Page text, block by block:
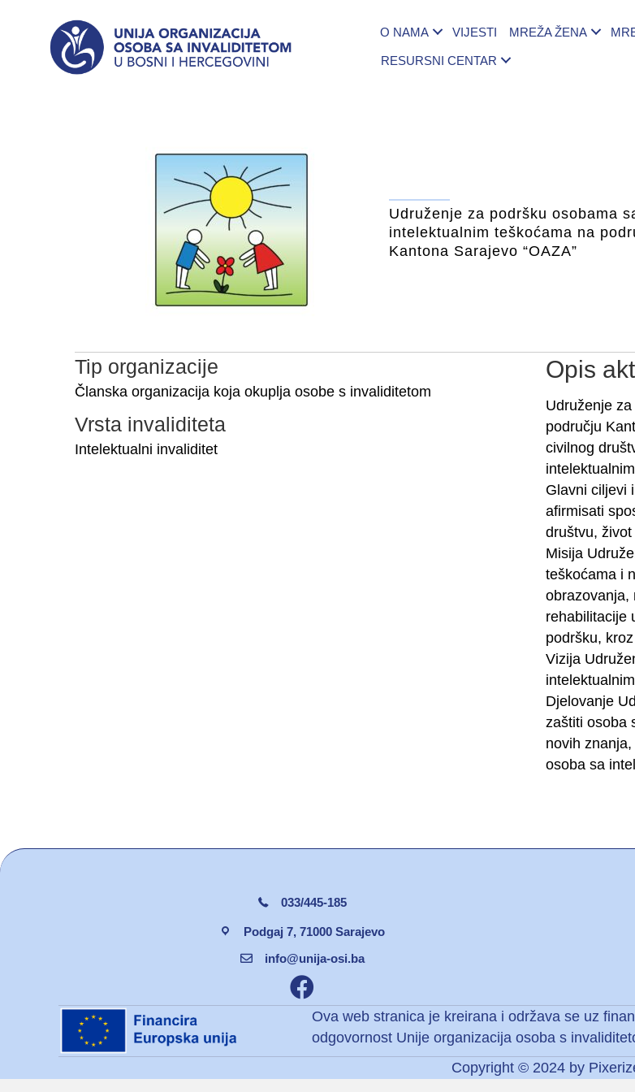
O NAMA VIJESTI MREŽA ŽENA
RESURSNI CENTAR
Udruženje za podršku osobama
intelektualnim teškoćama na
Kantona Sarajevo “OAZA”
Tip organizacije
Članska organizacija koja okuplja osobe s invaliditetom
Vrsta invaliditeta
Intelektualni invaliditet
Opis
Udruženje
području
civilnog
Glavni ciljevi
afirmisati
društvu,
Misija
teškoćama i
obrazovanja,
rehabilitacije
podršku,
Vizija
Djelovanje
zaštiti osoba
novih
osoba sa
033/445-185
Podgaj 7, 71000 Sarajevo
info@unija-osi.ba
Facebook unija osi
Ova web stranica je kreirana i održava se uz
odgovornost Unije organizacija osoba s
Copyright © 2024 by